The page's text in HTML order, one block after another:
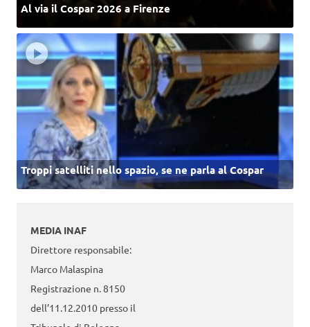
Al via il Cospar 2026 a Firenze
Troppi satelliti nello spazio, se ne parla al Cospar
MEDIA INAF
Direttore responsabile:
Marco Malaspina
Registrazione n. 8150
dell’11.12.2010 presso il